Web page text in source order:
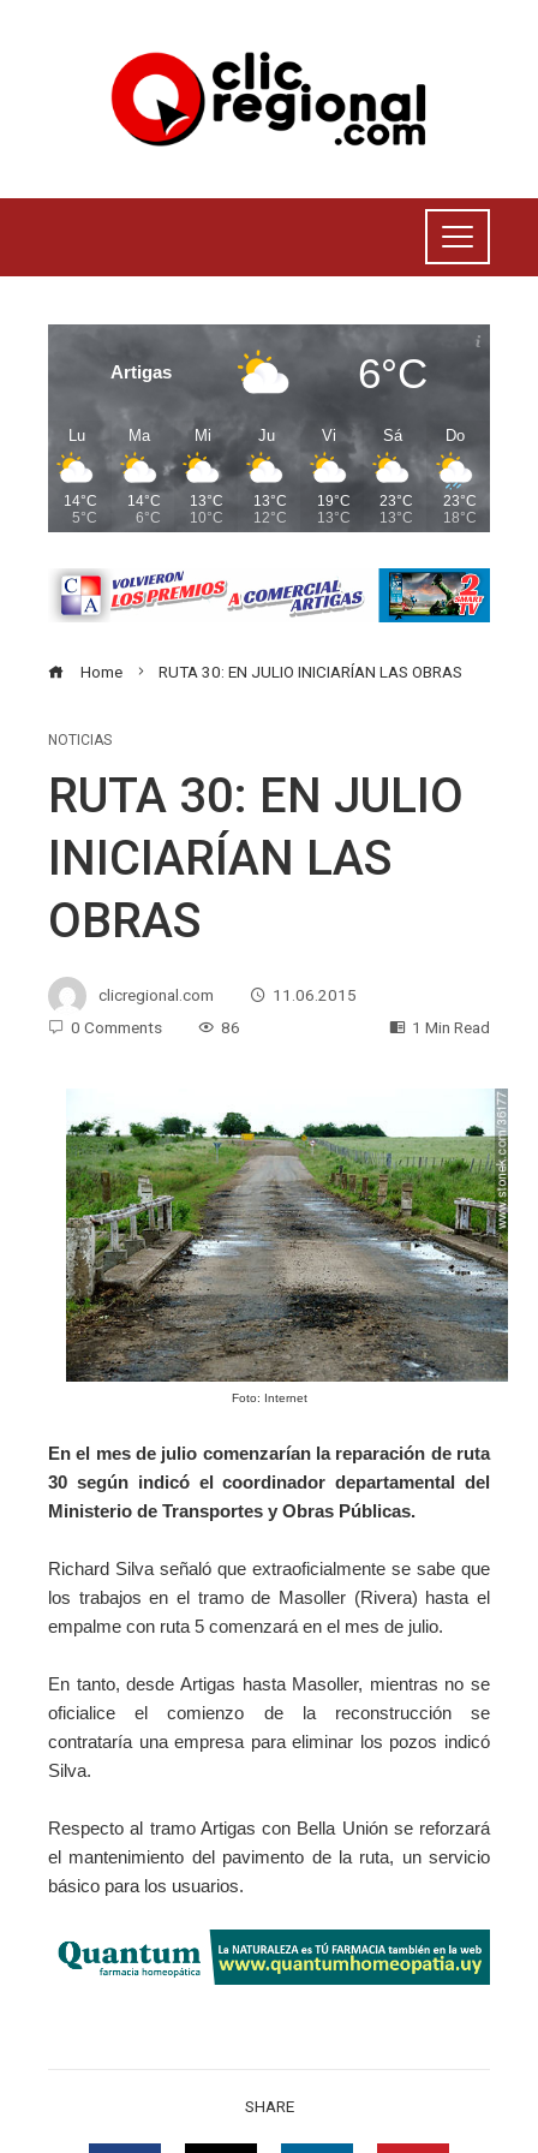
Artigas 6°C
Lu
14°C
5°C
Ma
14°C
6°C
Mi
13°C
10°C
Ju
13°C
12°C
Vi
19°C
13°C
Sá
23°C
13°C
Do
23°C
18°C
Home RUTA 30: EN JULIO INICIARÍAN LAS OBRAS
NOTICIAS
RUTA 30: EN JULIO
INICIARÍAN LAS
OBRAS
clicregional.com
11.06.2015
0 Comments
86 1 Min Read
Foto: Internet
En el mes de julio comenzarían la reparación de ruta
30 según indicó el coordinador departamental del
Ministerio de Transportes y Obras Públicas.
Richard Silva señaló que extraoficialmente se sabe que
los trabajos en el tramo de Masoller (Rivera) hasta el
empalme con ruta 5 comenzará en el mes de julio.
En tanto, desde Artigas hasta Masoller, mientras no se
oficialice el comienzo de la reconstrucción se
contrataría una empresa para eliminar los pozos indicó
Silva.
Respecto al tramo Artigas con Bella Unión se reforzará
el mantenimiento del pavimento de la ruta, un servicio
básico para los usuarios.
SHARE